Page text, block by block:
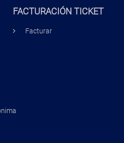
FACTURACIÓN TICKET
Facturar